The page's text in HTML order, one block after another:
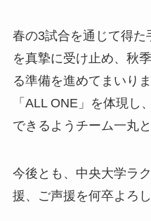
春の3試合を通じて得た
を真摯に受け止め、秋
る準備を進めてまいり
「ALL ONE」を体現し
できるようチーム一丸
今後とも、中央大学ラ
援、ご声援を何卒よろ